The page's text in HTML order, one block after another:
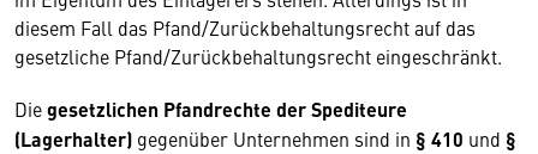
diesem Fall das Pfand/Zurückbehaltungsrecht auf das
gesetzliche Pfand/Zurückbehaltungsrecht eingeschränkt.
Diegesetzlichen Pfandrechte der Spediteure
(Lagerhalter) gegenüber Unternehmen sind in § 410 und §